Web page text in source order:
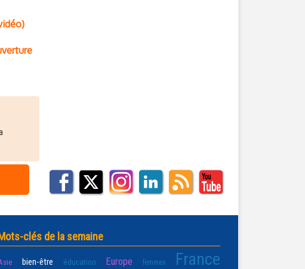
Mots-clés de la semaine
bien-être éducation Europe femmes France